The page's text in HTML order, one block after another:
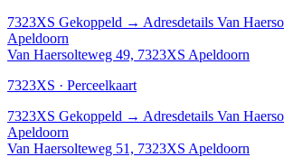
7323XS Gekoppeld → Adresdetails Van
Apeldoorn
Van Haersolteweg 49, 7323XS Apeldoorn
7323XS · Perceelkaart
7323XS Gekoppeld → Adresdetails Van
Apeldoorn
Van Haersolteweg 51, 7323XS Apeldoorn